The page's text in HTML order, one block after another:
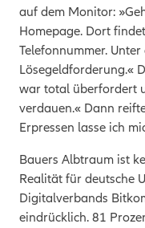
auf dem Monitor:
Homepage. Dort
Telefonnummer.
Lösegeldforderung.«
war total überfordert
verdauen.« Dann
Erpressen lasse ich
Bauers Albtraum ist
Realität für deutsche
Digitalverbands
eindrücklich. 81